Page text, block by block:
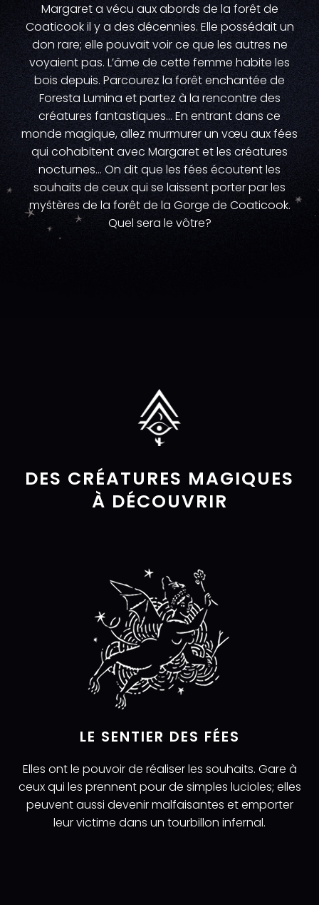
Margaret a vécu aux abords de la forêt de
Coaticook il y a des décennies. Elle possédait un
don rare; elle pouvait voir ce que les autres ne
voyaient pas. L’âme de cette femme habite les
bois depuis. Parcourez la forêt enchantée de
Foresta Lumina et partez à la rencontre des
créatures fantastiques… En entrant dans ce
monde magique, allez murmurer un vœu aux fées
qui cohabitent avec Margaret et les créatures
nocturnes… On dit que les fées écoutent les
souhaits de ceux qui se laissent porter par les
mystères de la forêt de la Gorge de Coaticook.
Quel sera le vôtre?
DES CRÉATURES MAGIQUES
À DÉCOUVRIR
LE SENTIER DES FÉES
Elles ont le pouvoir de réaliser les souhaits. Gare à
ceux qui les prennent pour de simples lucioles; elles
peuvent aussi devenir malfaisantes et emporter
leur victime dans un tourbillon infernal.